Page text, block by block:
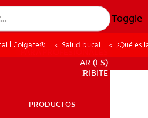
Toggle
PARA PROFESIONALES
AR (ES)
SUSCRIBITE
PRODUCTOS
| Colgate® Salud bucal ¿Qué es